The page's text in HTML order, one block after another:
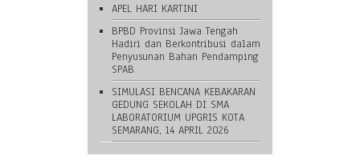
APEL HARI KARTINI
BPBD Provinsi Jawa Tengah
Hadiri dan Berkontribusi dalam
Penyusunan Bahan Pendamping
SPAB
SIMULASI BENCANA KEBAKARAN
GEDUNG SEKOLAH DI SMA
LABORATORIUM UPGRIS KOTA
SEMARANG, 14 APRIL 2026